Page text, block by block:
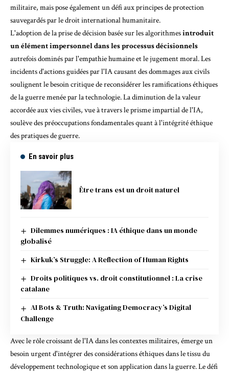
militaire, mais pose également un défi aux principes de protection
sauvegardés par le droit international humanitaire.
L'adoption de la prise de décision basée sur les algorithmesintroduit
un élément impersonnel dans les processus décisionnels
autrefois dominés par l'empathie humaine et le jugement moral. Les
incidents d'actions guidées par l'IA causant des dommages aux civils
soulignent le besoin critique de reconsidérer les ramifications éthiques
de la guerre menée par la technologie. La diminution de la valeur
accordée aux vies civiles, vue à travers le prisme impartial de l'IA,
soulève des préoccupations fondamentales quant à l'intégrité éthique
des pratiques de guerre.
En savoir plus
Être trans est un droit naturel
Dilemmes numériques : IA éthique dans un monde
globalisé
Kirkuk’s Struggle: A Reflection of Human Rights
Droits politiques vs. droit constitutionnel : La crise
catalane
AI Bots & Truth: Navigating Democracy’s Digital
Challenge
Avec le rôle croissant de l'IA dans les contextes militaires, émerge un
besoin urgent d'intégrer des considérations éthiques dans le tissu du
développement technologique et son application dans la guerre. Le défi